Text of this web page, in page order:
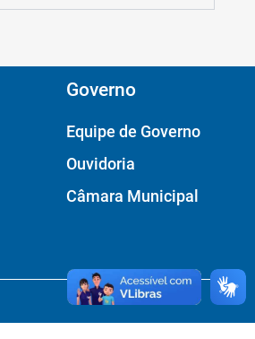
Governo
Equipe de Governo
Ouvidoria
Câmara Municipal